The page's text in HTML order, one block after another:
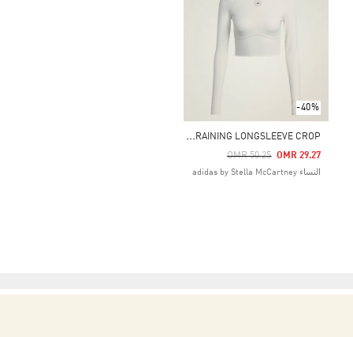
-40%
A
DIDAS BY STELLA MCCARTNEY TRAINING LONGSLEEVE CROP
Price Reduced From
OMR 50.25
To OMR 29.27
النساء adidas by Stella McCartney